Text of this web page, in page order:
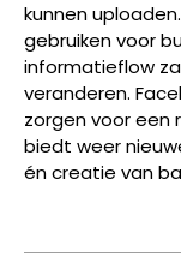
kunnen
gebruiken voor
informatieflow
veranderen.
zorgen voor een
biedt weer
én creatie van